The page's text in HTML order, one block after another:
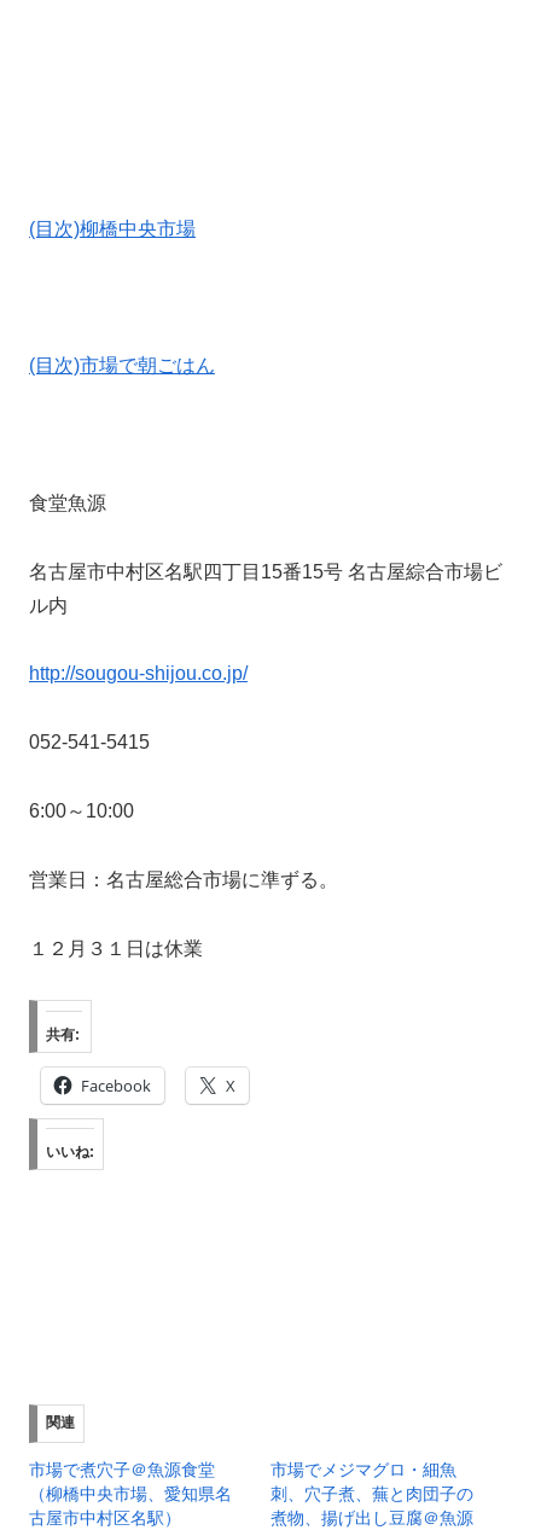
(目次)柳橋中央市場
(目次)市場で朝ごはん
食堂魚源
名古屋市中村区名駅四丁目15番15号 名古屋綜合市場ビ
ル内
http://sougou-shijou.co.jp/
052-541-5415
6:00～10:00
営業日：名古屋総合市場に準ずる。
１２月３１日は休業
共有:
Facebook X
いいね:
関連
市場で煮穴子＠魚源食堂
（柳橋中央市場、愛知県名
古屋市中村区名駅）
市場でメジマグロ・細魚
刺、穴子煮、蕪と肉団子の
煮物、揚げ出し豆腐＠魚源